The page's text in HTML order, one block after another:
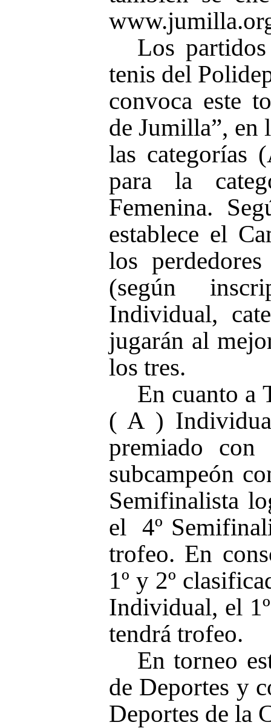
Los
tenis del
convoca este
de Jumilla”, en
las categorías
para la
Femenina.
establece el
los
(según
Individual,
jugarán al
los tres.
En cuanto a
( A )
premiado con
subcampeón
Semifinalista
el
4º
trofeo. En
1º y 2º
Individual, el
tendrá trofeo.
En torneo
de Deportes y
Deportes de la